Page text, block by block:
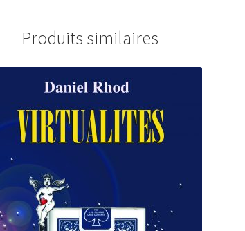
Produits similaires